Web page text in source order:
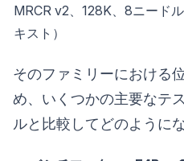
MRCR v2、128K、8ニード
キスト）
そのファミリーにおける
め、いくつかの主要なテ
ルと比較してどのように